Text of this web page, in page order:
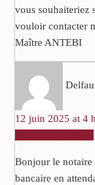
vous souhaiteriez
vouloir contacter
Maître ANTEBI
12 juin 2025 at 4
Bonjour le notaire
bancaire en